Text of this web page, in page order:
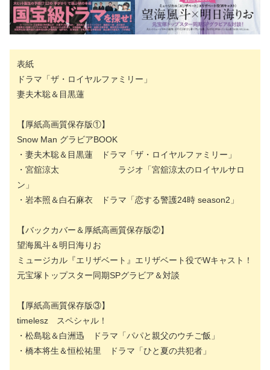
表紙
ドラマ「ザ・ロイヤルファミリー」
妻夫木聡＆目黒蓮
【厚紙高画質保存版①】
Snow Man グラビアBOOK
・妻夫木聡＆目黒蓮 ドラマ「ザ・ロイヤルファミリー」
・宮舘涼太 ラジオ「宮舘涼太のロイヤルサロ
ン」
・岩本照＆白石麻衣 ドラマ「恋する警護24時 season2」
【バックカバー＆厚紙高画質保存版②】
望海風斗＆明日海りお
ミュージカル『エリザベート』エリザベート役でWキャスト！
元宝塚トップスター同期SPグラビア＆対談
【厚紙高画質保存版③】
timelesz スペシャル！
・松島聡＆白洲迅 ドラマ「パパと親父のウチご飯」
・橋本将生＆恒松祐里 ドラマ「ひと夏の共犯者」